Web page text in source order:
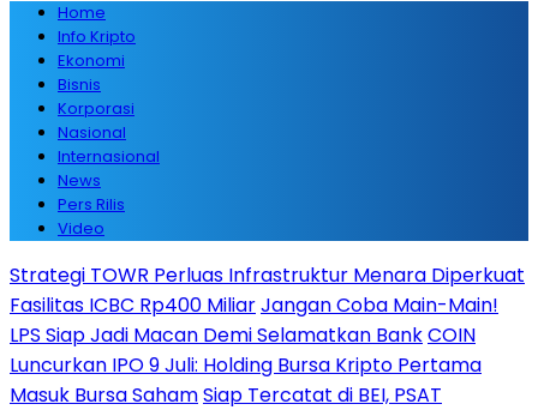
Home
Info Kripto
Ekonomi
Bisnis
Korporasi
Nasional
Internasional
News
Pers Rilis
Video
Strategi TOWR Perluas Infrastruktur Menara Diperkuat
Fasilitas ICBC Rp400 MiliarJangan Coba Main-Main!
LPS Siap Jadi Macan Demi Selamatkan BankCOIN
Luncurkan IPO 9 Juli: Holding Bursa Kripto Pertama
Masuk Bursa SahamSiap Tercatat di BEI, PSAT